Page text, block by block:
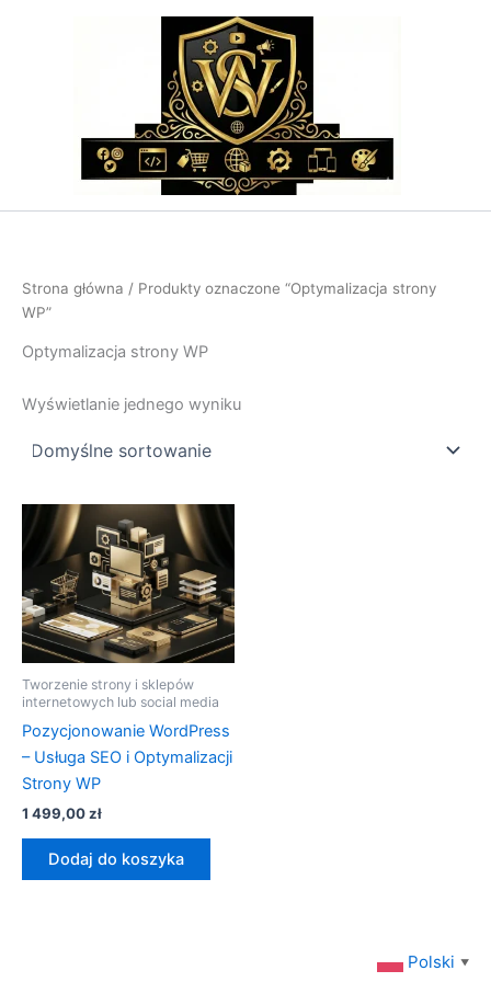
Strona główna / Produkty oznaczone “Optymalizacja strony
WP”
Optymalizacja strony WP
Wyświetlanie jednego wyniku
Tworzenie strony i sklepów
internetowych lub social media
Pozycjonowanie WordPress
– Usługa SEO i Optymalizacji
Strony WP
1 499,00zł
Dodaj do koszyka
Polski ▼